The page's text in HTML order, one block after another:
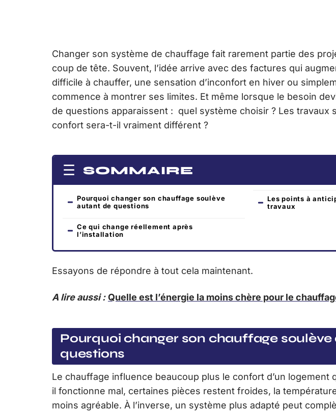
Changer son système de chauffage fait rarement partie des
coup de tête. Souvent, l’idée arrive avec des factures qui
difficile à chauffer, une sensation d’inconfort en hiver ou
commence à montrer ses limites. Et même lorsque le besoin
de questions apparaissent : quel système choisir ? Les travaux
confort sera-t-il vraiment différent ?
SOMMAIRE
Pourquoi changer son chauffage soulève
autant de questions
Ce qui change réellement après
l’installation
Les points à
travaux
Essayons de répondre à tout cela maintenant.
A lire aussi : Quelle est l’énergie la moins chère pour le
Pourquoi changer son chauffage
questions
Le chauffage influence beaucoup plus le confort d’un logement
il fonctionne mal, certaines pièces restent froides, la
moins agréable. À l’inverse, un système plus adapté peut